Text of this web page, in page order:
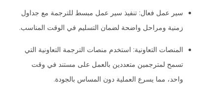
سير عمل فعال: تنفيذ سير عمل مبسط للترجمة مع جداول
زمنية ومراحل واضحة لضمان التسليم في الوقت المناسب.
المنصات التعاونية: استخدم منصات الترجمة التعاونية التي
تسمح لمترجمين متعددين بالعمل على مستند في وقت
واحد، مما يسرع العملية دون المساس بالجودة.